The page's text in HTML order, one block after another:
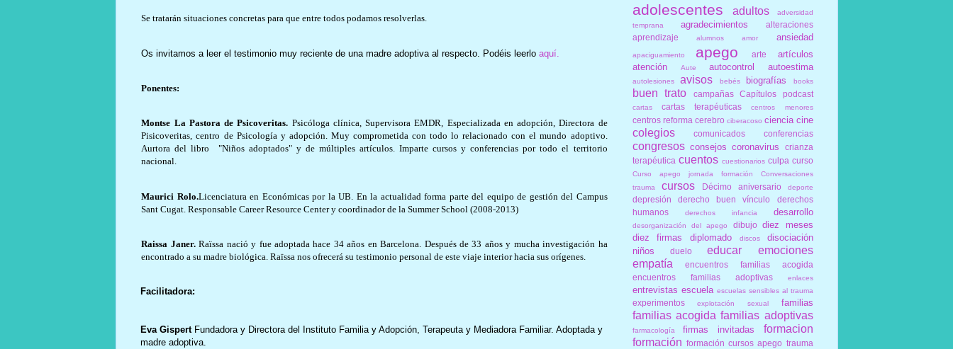
Se tratarán situaciones concretas para que entre todos podamos resolverlas.
Os invitamos a leer el testimonio muy reciente de una madre adoptiva al respecto. Podéis leerloaquí
Ponentes:
Montse La Pastora de Psicoveritas. Psicóloga clínica, Supervisora EMDR, Especializada en adopción, Directora de
Pisicoveritas, centro de Psicología y adopción. Muy comprometida con todo lo relacionado con el mundo adoptivo.
Aurtora del libro "Niños adoptados" y de múltiples artículos. Imparte cursos y conferencias por todo el territorio
nacional.
Maurici Rolo.Licenciatura en Económicas por la UB. En la actualidad forma parte del equipo de gestión del Campus
Sant Cugat. Responsable Career Resource Center y coordinador de la Summer School (2008-2013)
Raissa Janer.Raïssa nació y fue adoptada hace 34 años en Barcelona. Después de 33 años y mucha investigación ha
encontrado a su madre biológica. Raïssa nos ofrecerá su testimonio personal de este viaje interior hacia sus orígenes.
Facilitadora:
Eva GispertFundadora y Directora del Instituto Familia y Adopción, Terapeuta y Mediadora Familiar. Adoptada y
madre adoptiva.
adolescentes adultos
adversidad
temprana
agradecimientos
alteraciones
aprendizaje
alumnos amor ansiedad
apaciguamiento apego arte
artículos
atención
Aute autocontrol autoestima
autolesiones avisos bebés biografías books
buen trato campañas Capítulos podcast
cartas cartas terapéuticas centros menores
centros reforma cerebro ciberacoso ciencia cine
colegios comunicados conferencias
congresos consejos coronavirus
crianza
terapéutica cuentos cuestionarios culpa curso
Curso apego jornada formación Conversaciones
trauma
cursos Décimo aniversario deporte
depresión derecho buen vínculo
derechos
humanos
derechos infancia desarrollo
desorganización del apego dibujo diez meses
diez firmas
diplomado discos
disociación
niños
duelo educar
emociones
empatía
encuentros familias acogida
encuentros familias adoptivas
enlaces
entrevistas escuela escuelas sensibles al trauma
experimentos explotación sexual familias
familias acogida familias adoptivas
farmacología firmas invitadas
formacion
formación formación cursos apego trauma